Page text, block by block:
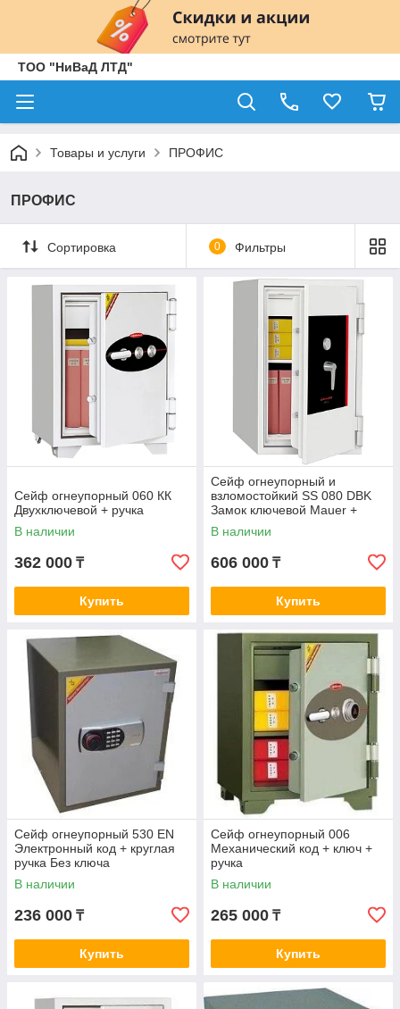
ТОО "НиВаД ЛТД"
Товары и услуги ПРОФИС
ПРОФИС
Сортировка 0 Фильтры
Сейф огнеупорный 060 КК
Двухключевой + ручка
В наличии
362 000 ₸
Купить
Сейф огнеупорный и
взломостойкий SS 080 DBK
Замок ключевой Mauer +
ручка
В наличии
606 000 ₸
Купить
Сейф огнеупорный 530 ЕN
Электронный код + круглая
ручка Без ключа
В наличии
236 000 ₸
Купить
Сейф огнеупорный 006
Механический код + ключ +
ручка
В наличии
265 000 ₸
Купить